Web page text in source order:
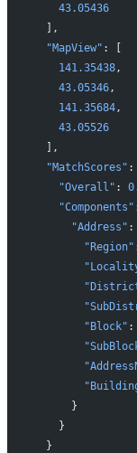
    43.05436
  ],
  "MapView"
: [
    141.35438
,
    43.05346
,
    141.35684
,
    43.05526
  ],
  "MatchScores"
:
    "Overall"
:
    "Components"
      "Address"
:
        "Region"
        "Block"
:
      }
    }
  }